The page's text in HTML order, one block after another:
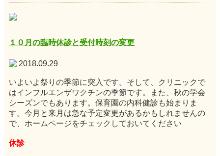
１０月の臨時休診と受付時刻の変更
2018.09.29
いよいよ祭りの季節に突入です。そして、クリニックで
はインフルエンザワクチンの季節です。また、秋の学会
シーズンでもあります。保育園の内科健診も始まりま
す。今月と来月は急な予定変更があるかもしれませんの
で、ホームページをチェックしておいてください
休診